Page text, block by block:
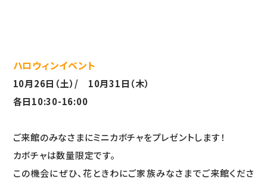
ハロウィンイベント
10月26日（土）/ 10月31日（木）
各日10:30-16:00
ご来館のみなさまにミニカボチャをプレゼントします！
カボチャは数量限定です。
この機会にぜひ、花ときわにご家族みなさまでご来館くださ